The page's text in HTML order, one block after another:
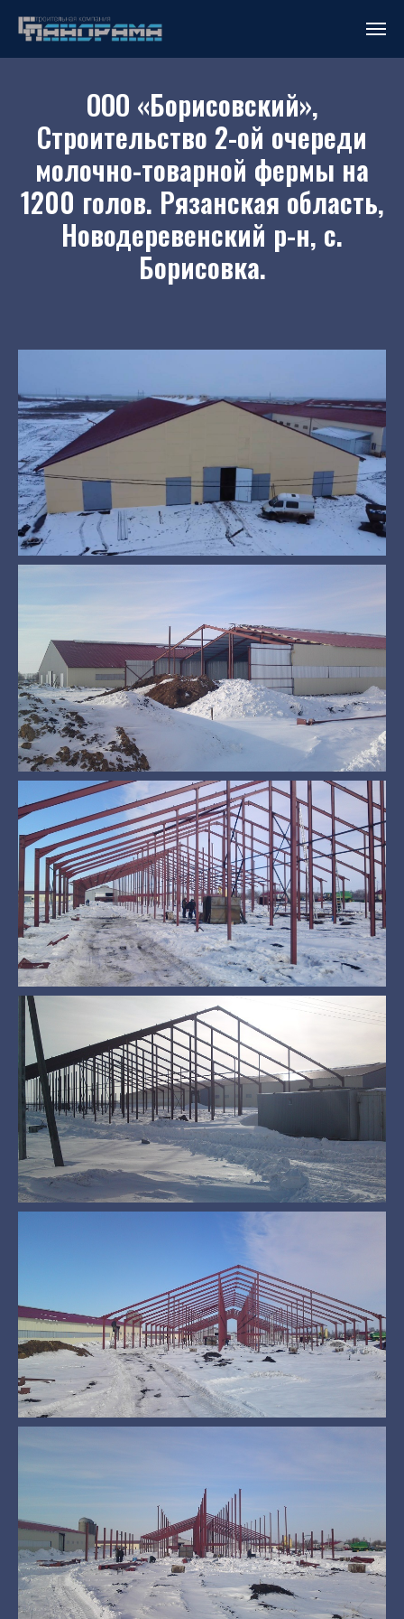
ООО «Борисовский»,
Строительство 2-ой очереди
молочно-товарной фермы на
1200 голов. Рязанская область,
Новодеревенский р-н, с.
Борисовка.